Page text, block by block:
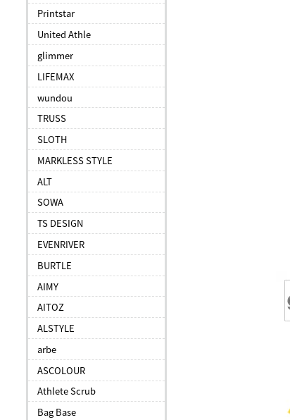
Printstar
United Athle
glimmer
LIFEMAX
wundou
TRUSS
SLOTH
MARKLESS STYLE
ALT
SOWA
TS DESIGN
EVENRIVER
BURTLE
AIMY
AITOZ
ALSTYLE
arbe
ASCOLOUR
Athlete Scrub
Bag Base